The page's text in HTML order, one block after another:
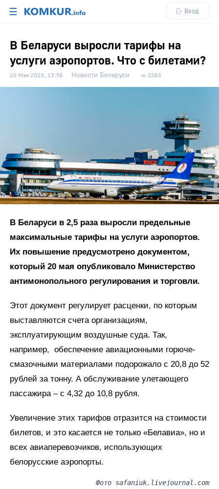
☰ Вход
В Беларуси выросли тарифы на
услуги аэропортов. Что с билетами?
20 Мая 2023, 13:56 Новости Беларуси 2363
В Беларуси в 2,5 раза выросли предельные
максимальные тарифы на услуги аэропортов.
Их повышение предусмотрено документом,
который 20 мая опубликовало Министерство
антимонопольного регулирования и торговли.
Этот документ регулирует расценки, по которым
выставляются счета организациям,
эксплуатирующим воздушные суда. Так,
например, обеспечение авиационными горюче-
смазочными материалами подорожало с 20,8 до 52
рублей за тонну. А обслуживание улетающего
пассажира – с 4,32 до 10,8 рубля.
Увеличение этих тарифов отразится на стоимости
билетов, и это касается не только «Белавиа», но и
всех авиаперевозчиков, использующих
белорусские аэропорты.
Фото safaniuk.livejournal.com